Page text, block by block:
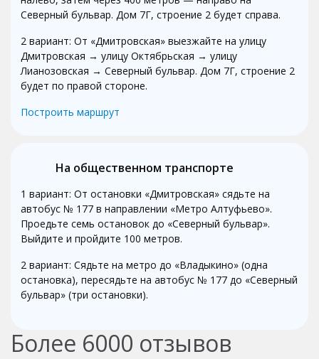
Северный бульвар. Дом 7Г, строение 2 будет справа.
2 вариант: От «Дмитровская» выезжайте на улицу
Дмитровская → улицу Октябрьская → улицу
Лианозовская → Северный бульвар. Дом 7Г, строение 2
будет по правой стороне.
Построить маршрут
На общественном транспорте
1 вариант: От остановки «Дмитровская» сядьте на
автобус № 177 в направлении «Метро Алтуфьево».
Проедьте семь остановок до «Северный бульвар».
Выйдите и пройдите 100 метров.
2 вариант: Сядьте на метро до «Владыкино» (одна
остановка), пересядьте на автобус № 177 до «Северный
бульвар» (три остановки).
Более 6000 отзывов